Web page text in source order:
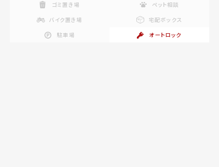
ゴミ置き場
ペット相談
バイク置き場
宅配ボックス
駐車場
オートロック